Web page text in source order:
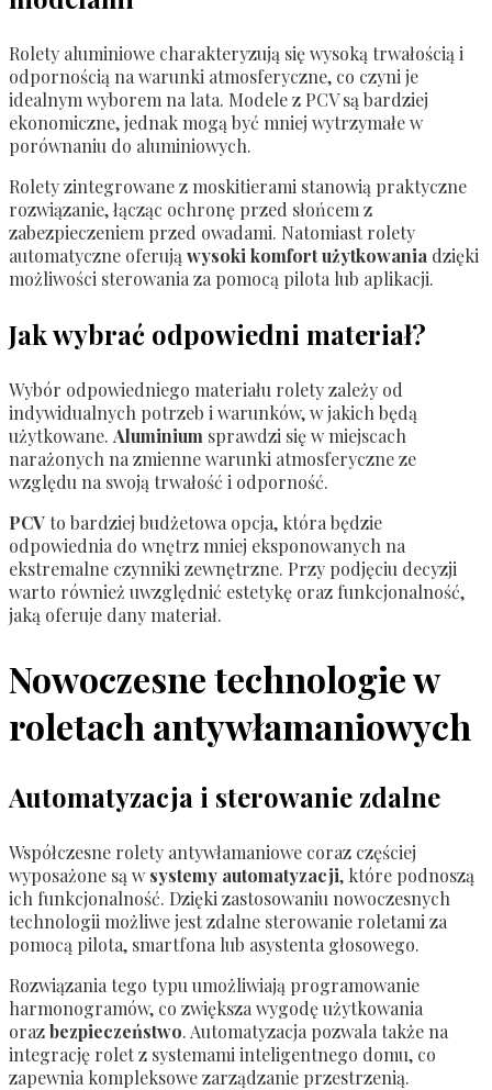
Rolety aluminiowe charakteryzują się wysoką trwałością i
odpornością na warunki atmosferyczne, co czyni je
idealnym wyborem na lata. Modele z PCV są bardziej
ekonomiczne, jednak mogą być mniej wytrzymałe w
porównaniu do aluminiowych.
Rolety zintegrowane z moskitierami stanowią praktyczne
rozwiązanie, łącząc ochronę przed słońcem z
zabezpieczeniem przed owadami. Natomiast rolety
automatyczne oferują wysoki komfort użytkowania dzięki
możliwości sterowania za pomocą pilota lub aplikacji.
Jak wybrać odpowiedni materiał?
Wybór odpowiedniego materiału rolety zależy od
indywidualnych potrzeb i warunków, w jakich będą
użytkowane. Aluminium sprawdzi się w miejscach
narażonych na zmienne warunki atmosferyczne ze
względu na swoją trwałość i odporność.
PCVto bardziej budżetowa opcja, która będzie
odpowiednia do wnętrz mniej eksponowanych na
ekstremalne czynniki zewnętrzne. Przy podjęciu decyzji
warto również uwzględnić estetykę oraz funkcjonalność,
jaką oferuje dany materiał.
Nowoczesne technologie w
roletach antywłamaniowych
Automatyzacja i sterowanie zdalne
Współczesne rolety antywłamaniowe coraz częściej
wyposażone są w systemy automatyzacji, które podnoszą
ich funkcjonalność. Dzięki zastosowaniu nowoczesnych
technologii możliwe jest zdalne sterowanie roletami za
pomocą pilota, smartfona lub asystenta głosowego.
Rozwiązania tego typu umożliwiają programowanie
harmonogramów, co zwiększa wygodę użytkowania
orazbezpieczeństwo. Automatyzacja pozwala także na
integrację rolet z systemami inteligentnego domu, co
zapewnia kompleksowe zarządzanie przestrzenią.